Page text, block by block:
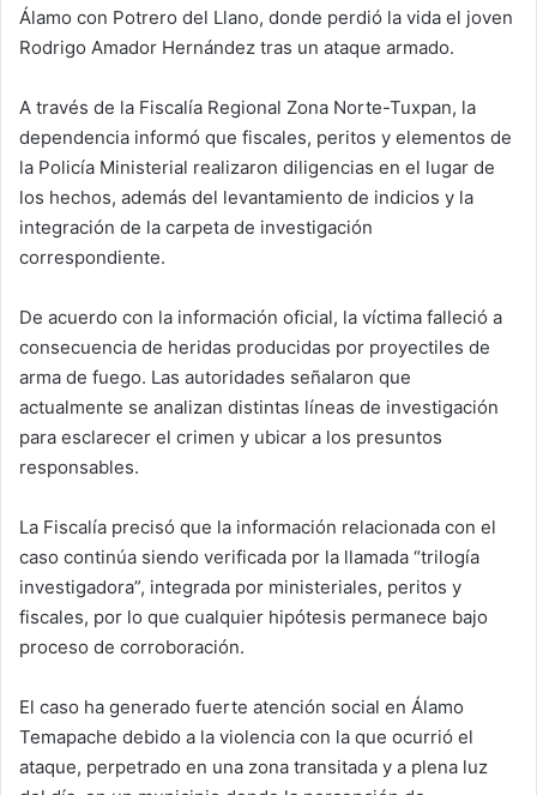
Álamo con Potrero del Llano, donde perdió la vida el joven
Rodrigo Amador Hernández tras un ataque armado.
A través de la Fiscalía Regional Zona Norte-Tuxpan, la
dependencia informó que fiscales, peritos y elementos de
la Policía Ministerial realizaron diligencias en el lugar de
los hechos, además del levantamiento de indicios y la
integración de la carpeta de investigación
correspondiente.
De acuerdo con la información oficial, la víctima falleció a
consecuencia de heridas producidas por proyectiles de
arma de fuego. Las autoridades señalaron que
actualmente se analizan distintas líneas de investigación
para esclarecer el crimen y ubicar a los presuntos
responsables.
La Fiscalía precisó que la información relacionada con el
caso continúa siendo verificada por la llamada “trilogía
investigadora”, integrada por ministeriales, peritos y
fiscales, por lo que cualquier hipótesis permanece bajo
proceso de corroboración.
El caso ha generado fuerte atención social en Álamo
Temapache debido a la violencia con la que ocurrió el
ataque, perpetrado en una zona transitada y a plena luz